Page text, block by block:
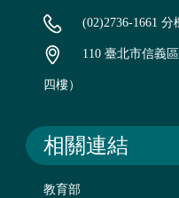
(02)2736-1661 分
110 臺北市信義
四樓）
相關連結
教育部